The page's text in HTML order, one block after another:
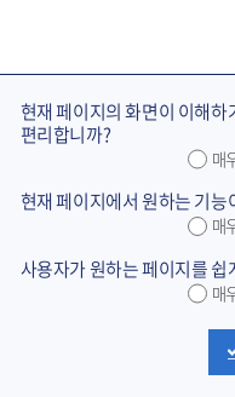
현재 페이지의 화면이 이해
편리합니까?
매
현재 페이지에서 원하는 기
매
사용자가 원하는 페이지를 쉽
매